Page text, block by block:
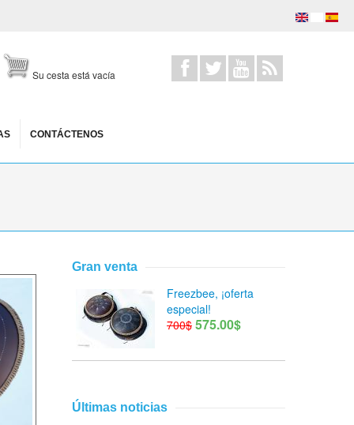
Su cesta está vacía
CONTÁCTENOS
Gran venta
Freezbee, ¡oferta
especial!
700$ 575.00$
Últimas noticias